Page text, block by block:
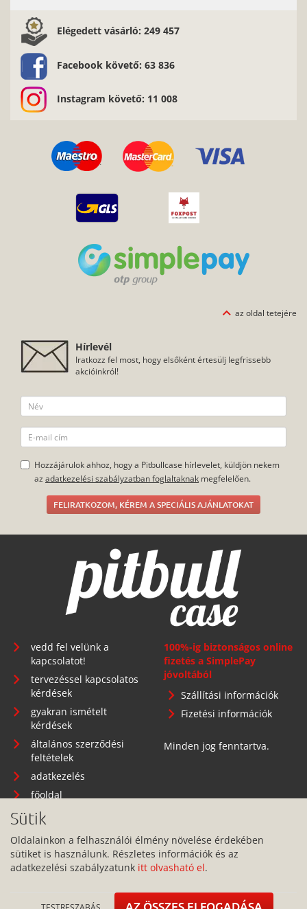
Elégedett vásárló: 249 457
Facebook követő: 63 836
Instagram követő: 11 008
az oldal tetejére
Hírlevél
Iratkozz fel most, hogy elsőként értesülj legfrissebb
akcióinkról!
Hozzájárulok ahhoz, hogy a Pitbullcase hírlevelet, küldjön nekem
az adatkezelési szabályzatban foglaltaknak megfelelően.
FELIRATKOZOM, KÉREM A SPECIÁLIS AJÁNLATOKAT
vedd fel velünk a
kapcsolatot!
tervezéssel kapcsolatos
kérdések
gyakran ismételt
kérdések
általános szerződési
feltételek
adatkezelés
főoldal
100%-ig biztonságos online
fizetés a SimplePay
jóvoltából
Szállítási információk
Fizetési információk
Minden jog fenntartva.
Telephely: 1134 Budapest, Angyalföldi út 25.
info@pitbullcase.hu
+36706364305
Sütik
Oldalainkon a felhasználói élmény növelése érdekében
sütiket is használunk. Részletes információk és az
adatkezelési szabályzatunk itt olvasható el.
TESTRESZABÁS